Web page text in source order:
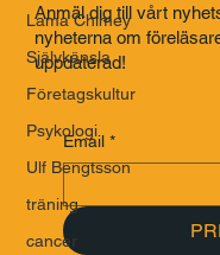
Lama Chimey
Självkänsla
Företagskultur
Psykologi
Ulf Bengtsson
träning
cancer
Anmäl dig till vårt
nyheterna om
uppdaterad!
Email *